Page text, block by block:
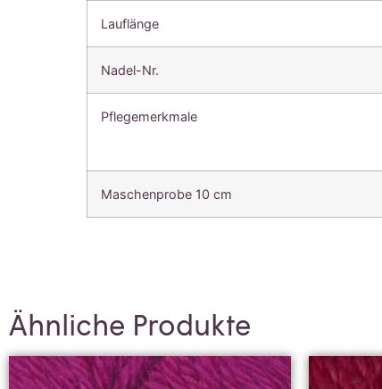
Lauflänge
Nadel-Nr.
Pflegemerkmale
Maschenprobe 10 cm
Ähnliche Produkte